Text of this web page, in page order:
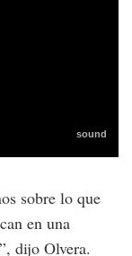
sobre lo que
en una
dijo Olvera.